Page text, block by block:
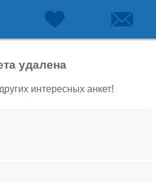
удалена
интересных анкет!